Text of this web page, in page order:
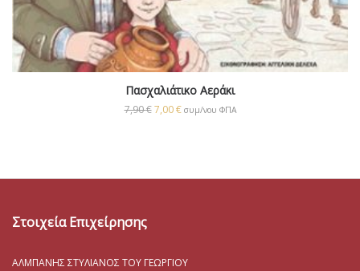
Πασχαλιάτικο Αεράκι
7,90€ 7,00€ συμ/νου ΦΠΑ
Στοιχεία Επιχείρησης
ΑΛΜΠΑΝΗΣ ΣΤΥΛΙΑΝΟΣ ΤΟΥ ΓΕΩΡΓΙΟΥ